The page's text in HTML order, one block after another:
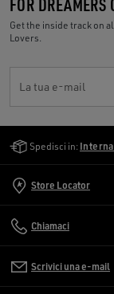
Get the inside track on
Lovers.
La tua e-mail
Spedisci in:
Store Locator
Chiamaci
Scrivici una e-mail